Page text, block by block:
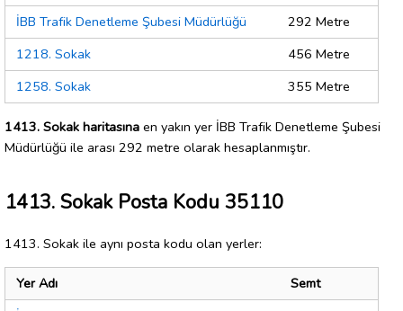
İBB Trafik Denetleme Şubesi Müdürlüğü
292 Metre
1218. Sokak
456 Metre
1258. Sokak
355 Metre
1413. Sokak haritasına en yakın yer İBB Trafik Denetleme Şubesi
Müdürlüğü ile arası 292 metre olarak hesaplanmıştır.
1413. Sokak Posta Kodu 35110
1413. Sokak ile aynı posta kodu olan yerler:
Yer Adı
Semt